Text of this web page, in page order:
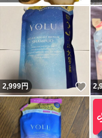
2,999円 い